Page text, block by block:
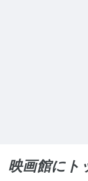
映画館にト